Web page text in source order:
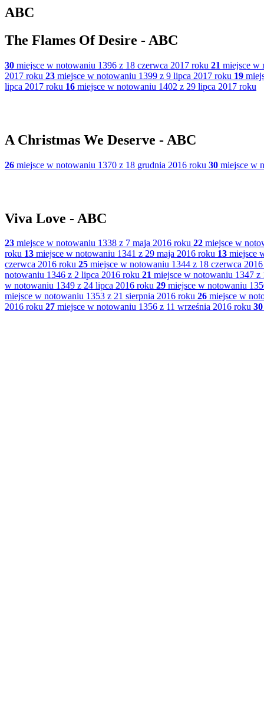
ABC
The Flames Of Desire - ABC
30 miejsce w notowaniu 1396 z 18 czerwca 2017 roku 21 miejsce w
2017 roku 23 miejsce w notowaniu 1399 z 9 lipca 2017 roku 19
lipca 2017 roku 16 miejsce w notowaniu 1402 z 29 lipca 2017 roku
A Christmas We Deserve - ABC
26 miejsce w notowaniu 1370 z 18 grudnia 2016 roku 30 miejsce w
Viva Love - ABC
23 miejsce w notowaniu 1338 z 7 maja 2016 roku 22 miejsce w
roku 13 miejsce w notowaniu 1341 z 29 maja 2016 roku 13 miejsce
czerwca 2016 roku 25 miejsce w notowaniu 1344 z 18 czerwca
notowaniu 1346 z 2 lipca 2016 roku 21 miejsce w notowaniu 1347 z
w notowaniu 1349 z 24 lipca 2016 roku 29 miejsce w notowaniu
miejsce w notowaniu 1353 z 21 sierpnia 2016 roku 26 miejsce w
2016 roku 27 miejsce w notowaniu 1356 z 11 września 2016 roku 30